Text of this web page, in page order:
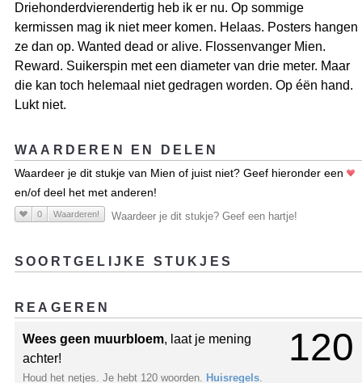
Driehonderdvierendertig heb ik er nu. Op sommige
kermissen mag ik niet meer komen. Helaas. Posters hangen
ze dan op. Wanted dead or alive. Flossenvanger Mien.
Reward. Suikerspin met een diameter van drie meter. Maar
die kan toch helemaal niet gedragen worden. Op éën hand.
Lukt niet.
WAARDEREN EN DELEN
Waardeer je dit stukje van Mien of juist niet? Geef hieronder een
en/of deel het met anderen!
0 Waarderen! Waardeer je dit stukje? Geef een hartje!
SOORTGELIJKE STUKJES
REAGEREN
120
Wees geen muurbloem, laat je mening
achter!
Houd het netjes. Je hebt 120 woorden. Huisregels